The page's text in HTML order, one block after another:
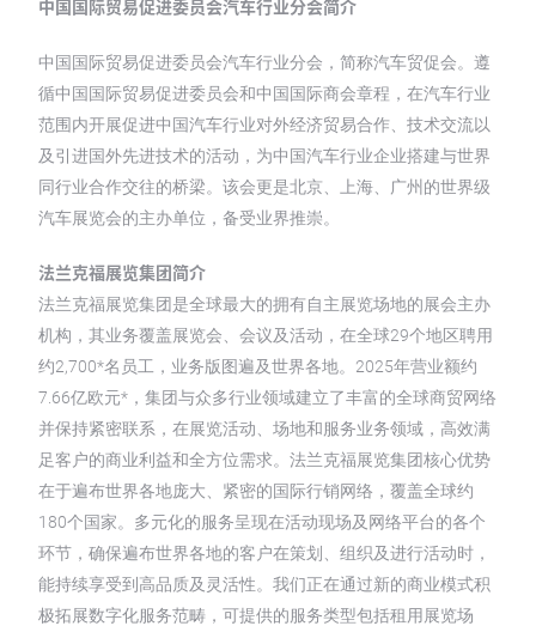
中国国际贸易促进委员会汽车行业分会简介
中国国际贸易促进委员会汽车行业分会，简称汽车贸促会。遵
循中国国际贸易促进委员会和中国国际商会章程，在汽车行业
范围内开展促进中国汽车行业对外经济贸易合作、技术交流以
及引进国外先进技术的活动，为中国汽车行业企业搭建与世界
同行业合作交往的桥梁。该会更是北京、上海、广州的世界级
汽车展览会的主办单位，备受业界推崇。
法兰克福展览集团简介
法兰克福展览集团是全球最大的拥有自主展览场地的展会主办
机构，其业务覆盖展览会、会议及活动，在全球29个地区聘用
约2,700*名员工，业务版图遍及世界各地。2025年营业额约
7.66亿欧元*，集团与众多行业领域建立了丰富的全球商贸网络
并保持紧密联系，在展览活动、场地和服务业务领域，高效满
足客户的商业利益和全方位需求。法兰克福展览集团核心优势
在于遍布世界各地庞大、紧密的国际行销网络，覆盖全球约
180个国家。多元化的服务呈现在活动现场及网络平台的各个
环节，确保遍布世界各地的客户在策划、组织及进行活动时，
能持续享受到高品质及灵活性。我们正在通过新的商业模式积
极拓展数字化服务范畴，可提供的服务类型包括租用展览场